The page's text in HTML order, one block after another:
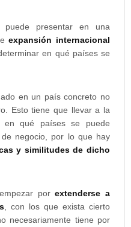
presentar en una
expansión internacional
en qué países se
en un país concreto no
Esto tiene que llevar a la
qué países se puede
negocio, por lo que hay
y similitudes de dicho
porextenderse a
, con los que exista cierto
necesariamente tiene por